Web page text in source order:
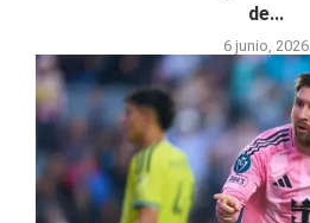
de...
6 junio, 2026